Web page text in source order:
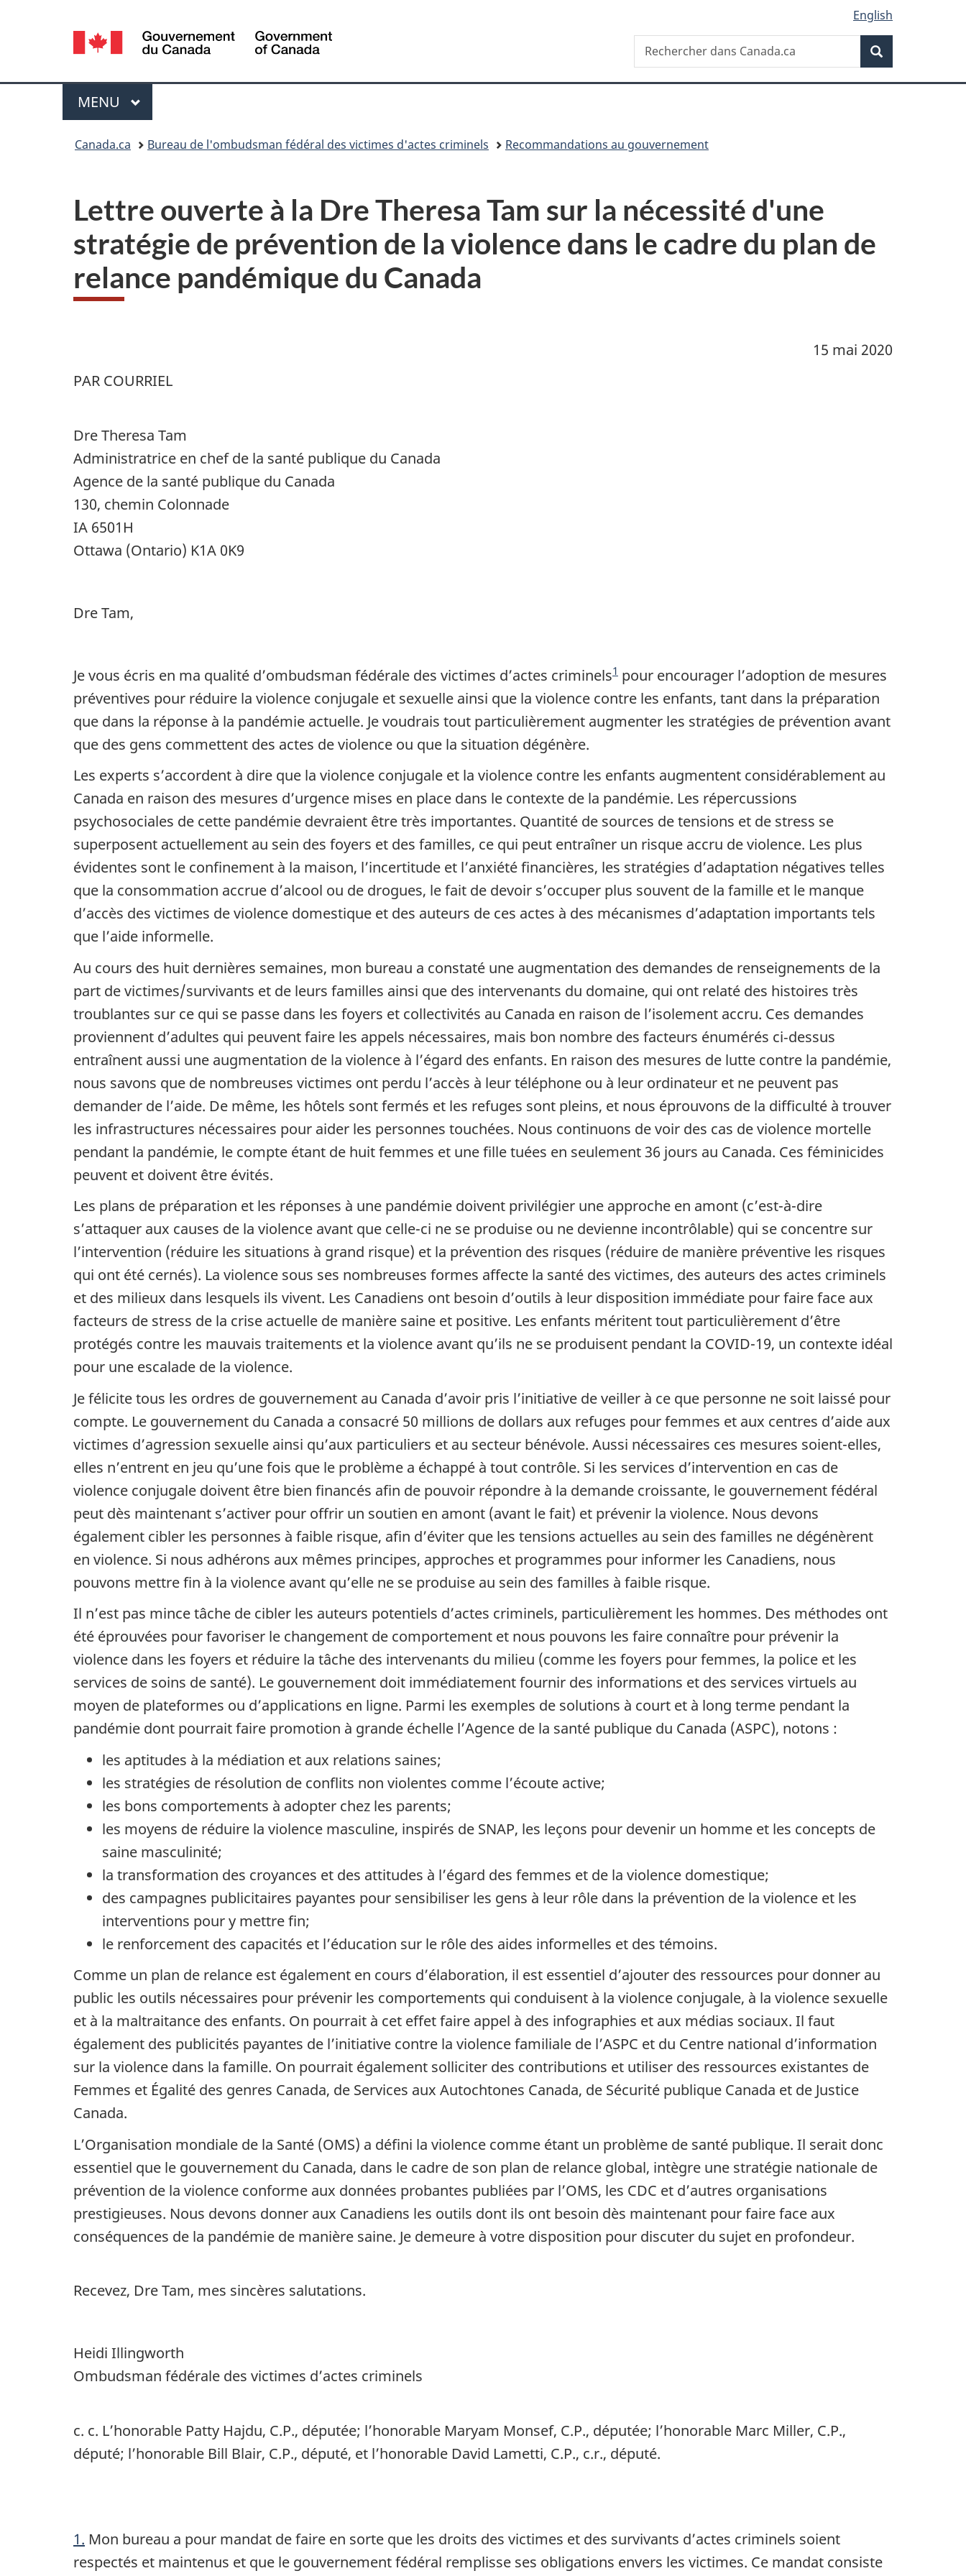
sujet
HTML
Sélection
de
la
langue
English
Canada
Recherche
Rechercher
dans
Menu
MENU PRINCIPAL
Canada.ca Bureau de l'ombudsman fédéral des victimes d'actes criminels Recommandations au gouvernement
Lettre ouverte à la Dre Theresa Tam sur la nécessité d'une
stratégie de prévention de la violence dans le cadre du plan de
relance pandémique du Canada
15 mai 2020
PAR COURRIEL
Dre Theresa Tam
Administratrice en chef de la santé publique du Canada
Agence de la santé publique du Canada
130, chemin Colonnade
IA 6501H
Ottawa (Ontario) K1A 0K9
Dre Tam,
Je vous écris en ma qualité d’ombudsman fédérale des victimes d’actes criminels1 pour encourager l’adoption de mesures
préventives pour réduire la violence conjugale et sexuelle ainsi que la violence contre les enfants, tant dans la préparation
que dans la réponse à la pandémie actuelle. Je voudrais tout particulièrement augmenter les stratégies de prévention avant
que des gens commettent des actes de violence ou que la situation dégénère.
Les experts s’accordent à dire que la violence conjugale et la violence contre les enfants augmentent considérablement au
Canada en raison des mesures d’urgence mises en place dans le contexte de la pandémie. Les répercussions
psychosociales de cette pandémie devraient être très importantes. Quantité de sources de tensions et de stress se
superposent actuellement au sein des foyers et des familles, ce qui peut entraîner un risque accru de violence. Les plus
évidentes sont le confinement à la maison, l’incertitude et l’anxiété financières, les stratégies d’adaptation négatives telles
que la consommation accrue d’alcool ou de drogues, le fait de devoir s’occuper plus souvent de la famille et le manque
d’accès des victimes de violence domestique et des auteurs de ces actes à des mécanismes d’adaptation importants tels
que l’aide informelle.
Au cours des huit dernières semaines, mon bureau a constaté une augmentation des demandes de renseignements de la
part de victimes/survivants et de leurs familles ainsi que des intervenants du domaine, qui ont relaté des histoires très
troublantes sur ce qui se passe dans les foyers et collectivités au Canada en raison de l’isolement accru. Ces demandes
proviennent d’adultes qui peuvent faire les appels nécessaires, mais bon nombre des facteurs énumérés ci‑dessus
entraînent aussi une augmentation de la violence à l’égard des enfants. En raison des mesures de lutte contre la pandémie,
nous savons que de nombreuses victimes ont perdu l’accès à leur téléphone ou à leur ordinateur et ne peuvent pas
demander de l’aide. De même, les hôtels sont fermés et les refuges sont pleins, et nous éprouvons de la difficulté à trouver
les infrastructures nécessaires pour aider les personnes touchées. Nous continuons de voir des cas de violence mortelle
pendant la pandémie, le compte étant de huit femmes et une fille tuées en seulement 36 jours au Canada. Ces féminicides
peuvent et doivent être évités.
Les plans de préparation et les réponses à une pandémie doivent privilégier une approche en amont (c’est-à-dire
s’attaquer aux causes de la violence avant que celle-ci ne se produise ou ne devienne incontrôlable) qui se concentre sur
l’intervention (réduire les situations à grand risque) et la prévention des risques (réduire de manière préventive les risques
qui ont été cernés). La violence sous ses nombreuses formes affecte la santé des victimes, des auteurs des actes criminels
et des milieux dans lesquels ils vivent. Les Canadiens ont besoin d’outils à leur disposition immédiate pour faire face aux
facteurs de stress de la crise actuelle de manière saine et positive. Les enfants méritent tout particulièrement d’être
protégés contre les mauvais traitements et la violence avant qu’ils ne se produisent pendant la COVID-19, un contexte idéal
pour une escalade de la violence.
Je félicite tous les ordres de gouvernement au Canada d’avoir pris l’initiative de veiller à ce que personne ne soit laissé pour
compte. Le gouvernement du Canada a consacré 50 millions de dollars aux refuges pour femmes et aux centres d’aide aux
victimes d’agression sexuelle ainsi qu’aux particuliers et au secteur bénévole. Aussi nécessaires ces mesures soient-elles,
elles n’entrent en jeu qu’une fois que le problème a échappé à tout contrôle. Si les services d’intervention en cas de
violence conjugale doivent être bien financés afin de pouvoir répondre à la demande croissante, le gouvernement fédéral
peut dès maintenant s’activer pour offrir un soutien en amont (avant le fait) et prévenir la violence. Nous devons
également cibler les personnes à faible risque, afin d’éviter que les tensions actuelles au sein des familles ne dégénèrent
en violence. Si nous adhérons aux mêmes principes, approches et programmes pour informer les Canadiens, nous
pouvons mettre fin à la violence avant qu’elle ne se produise au sein des familles à faible risque.
Il n’est pas mince tâche de cibler les auteurs potentiels d’actes criminels, particulièrement les hommes. Des méthodes ont
été éprouvées pour favoriser le changement de comportement et nous pouvons les faire connaître pour prévenir la
violence dans les foyers et réduire la tâche des intervenants du milieu (comme les foyers pour femmes, la police et les
services de soins de santé). Le gouvernement doit immédiatement fournir des informations et des services virtuels au
moyen de plateformes ou d’applications en ligne. Parmi les exemples de solutions à court et à long terme pendant la
pandémie dont pourrait faire promotion à grande échelle l’Agence de la santé publique du Canada (ASPC), notons :
les aptitudes à la médiation et aux relations saines;
les stratégies de résolution de conflits non violentes comme l’écoute active;
les bons comportements à adopter chez les parents;
les moyens de réduire la violence masculine, inspirés de SNAP, les leçons pour devenir un homme et les concepts de
saine masculinité;
la transformation des croyances et des attitudes à l’égard des femmes et de la violence domestique;
des campagnes publicitaires payantes pour sensibiliser les gens à leur rôle dans la prévention de la violence et les
interventions pour y mettre fin;
le renforcement des capacités et l’éducation sur le rôle des aides informelles et des témoins.
Comme un plan de relance est également en cours d’élaboration, il est essentiel d’ajouter des ressources pour donner au
public les outils nécessaires pour prévenir les comportements qui conduisent à la violence conjugale, à la violence sexuelle
et à la maltraitance des enfants. On pourrait à cet effet faire appel à des infographies et aux médias sociaux. Il faut
également des publicités payantes de l’initiative contre la violence familiale de l’ASPC et du Centre national d’information
sur la violence dans la famille. On pourrait également solliciter des contributions et utiliser des ressources existantes de
Femmes et Égalité des genres Canada, de Services aux Autochtones Canada, de Sécurité publique Canada et de Justice
Canada.
L’Organisation mondiale de la Santé (OMS) a défini la violence comme étant un problème de santé publique. Il serait donc
essentiel que le gouvernement du Canada, dans le cadre de son plan de relance global, intègre une stratégie nationale de
prévention de la violence conforme aux données probantes publiées par l’OMS, les CDC et d’autres organisations
prestigieuses. Nous devons donner aux Canadiens les outils dont ils ont besoin dès maintenant pour faire face aux
conséquences de la pandémie de manière saine. Je demeure à votre disposition pour discuter du sujet en profondeur.
Recevez, Dre Tam, mes sincères salutations.
Heidi Illingworth
Ombudsman fédérale des victimes d’actes criminels
c. c. L’honorable Patty Hajdu, C.P., députée; l’honorable Maryam Monsef, C.P., députée; l’honorable Marc Miller, C.P.,
député; l’honorable Bill Blair, C.P., député, et l’honorable David Lametti, C.P., c.r., député.
1. Mon bureau a pour mandat de faire en sorte que les droits des victimes et des survivants d’actes criminels soient
respectés et maintenus et que le gouvernement fédéral remplisse ses obligations envers les victimes. Ce mandat consiste